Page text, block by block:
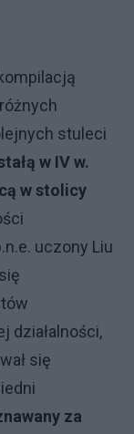
stuleci
w IV w.
w stolicy
uczony Liu
działalności,
się
za